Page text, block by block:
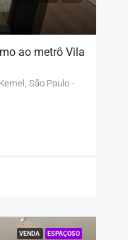
ao metrô Vila
São Paulo -
VENDA ESPAÇOSO